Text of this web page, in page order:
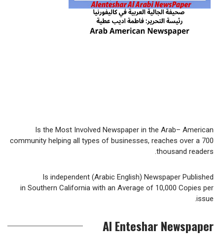
Is the Most Involved Newspaper in the Arab– American
community helping all types of businesses, reaches over a 700
thousand readers.
Is independent (Arabic English) Newspaper Published
in Southern California with an Average of 10,000 Copies per
issue.
Al Enteshar Newspaper